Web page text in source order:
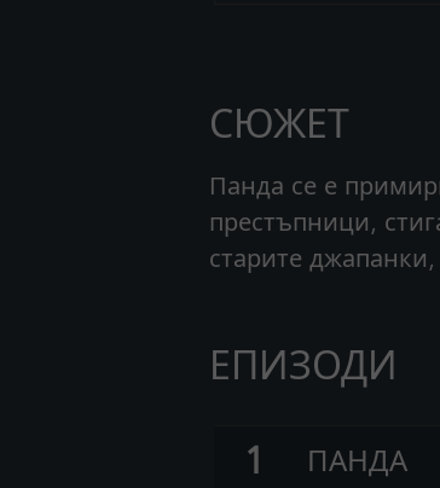
СЮЖЕТ
Панда се е
престъпници,
старите
ЕПИЗОДИ
1 ПАНДА